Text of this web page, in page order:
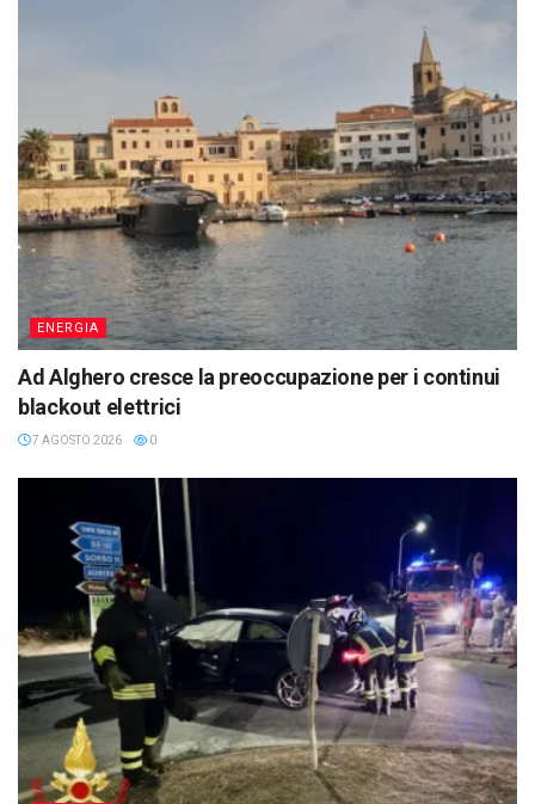
ENERGIA
Ad Alghero cresce la preoccupazione per i continui
blackout elettrici
7 AGOSTO 2026 0